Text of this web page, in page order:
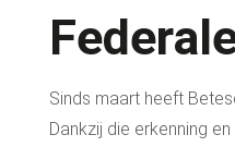
Sinds maart heeft
Dankzij die erkenning en